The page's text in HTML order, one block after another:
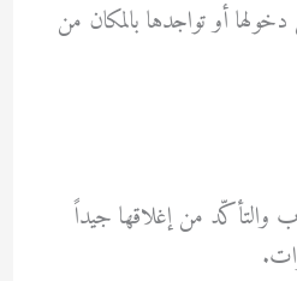
أو تواجدها بالمكان من
والتأكّد من إغلاقها جيداً